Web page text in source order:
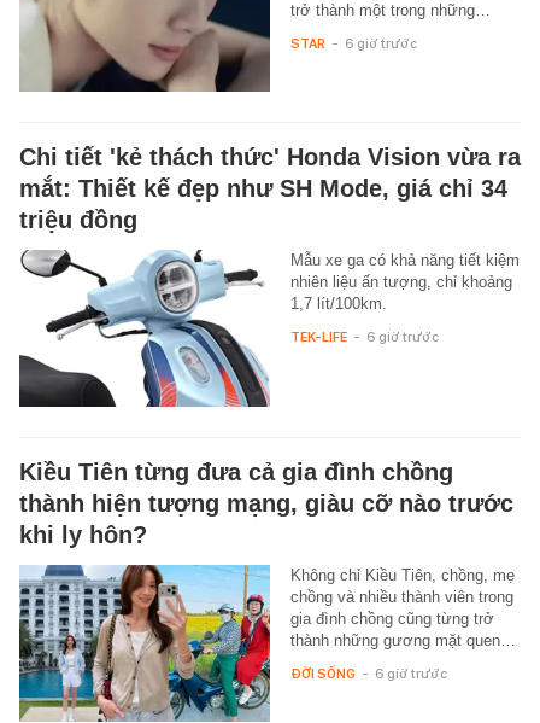
trở thành một trong những…
STAR - 6 giờ trước
Chi tiết 'kẻ thách thức' Honda Vision vừa ra
mắt: Thiết kế đẹp như SH Mode, giá chỉ 34
triệu đồng
Mẫu xe ga có khả năng tiết kiệm
nhiên liệu ấn tượng, chỉ khoảng
1,7 lít/100km.
TEK-LIFE - 6 giờ trước
Kiều Tiên từng đưa cả gia đình chồng
thành hiện tượng mạng, giàu cỡ nào trước
khi ly hôn?
Không chỉ Kiều Tiên, chồng, mẹ
chồng và nhiều thành viên trong
gia đình chồng cũng từng trở
thành những gương mặt quen…
ĐỜI SỐNG - 6 giờ trước